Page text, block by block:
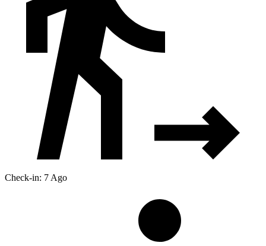
Check-in: 7 Ago